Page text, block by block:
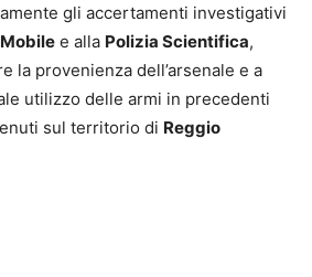
gli accertamenti investigativi
e alla Polizia Scientifica,
la provenienza dell’arsenale e a
utilizzo delle armi in precedenti
sul territorio di Reggio